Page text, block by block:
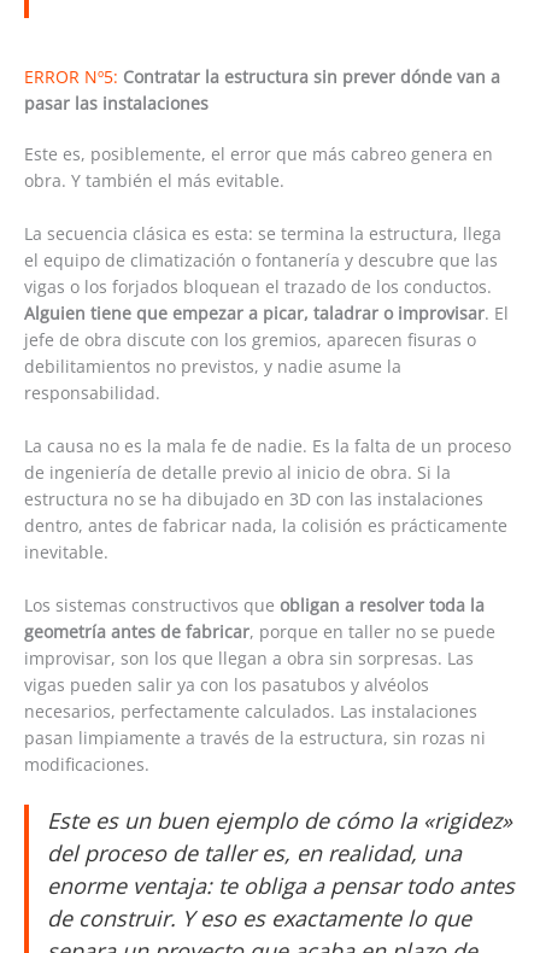
ERROR Nº5: Contratar la estructura sin prever dónde van a
pasar las instalaciones
Este es, posiblemente, el error que más cabreo genera en
obra. Y también el más evitable.
La secuencia clásica es esta: se termina la estructura, llega
el equipo de climatización o fontanería y descubre que las
vigas o los forjados bloquean el trazado de los conductos.
Alguien tiene que empezar a picar, taladrar o improvisar. El
jefe de obra discute con los gremios, aparecen fisuras o
debilitamientos no previstos, y nadie asume la
responsabilidad.
La causa no es la mala fe de nadie. Es la falta de un proceso
de ingeniería de detalle previo al inicio de obra. Si la
estructura no se ha dibujado en 3D con las instalaciones
dentro, antes de fabricar nada, la colisión es prácticamente
inevitable.
Los sistemas constructivos que obligan a resolver toda la
geometría antes de fabricar, porque en taller no se puede
improvisar, son los que llegan a obra sin sorpresas. Las
vigas pueden salir ya con los pasatubos y alvéolos
necesarios, perfectamente calculados. Las instalaciones
pasan limpiamente a través de la estructura, sin rozas ni
modificaciones.
Este es un buen ejemplo de cómo la «rigidez»
del proceso de taller es, en realidad, una
enorme ventaja: te obliga a pensar todo antes
de construir. Y eso es exactamente lo que